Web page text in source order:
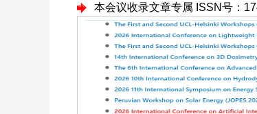
本会议收录文章专属 ISSN号：